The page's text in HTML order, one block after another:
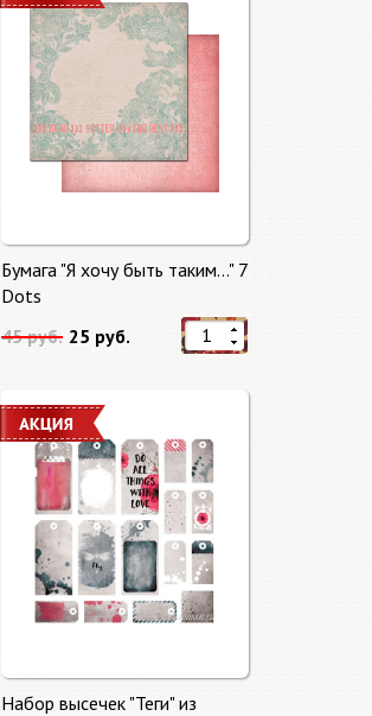
Бумага "Я хочу быть таким..." 7
Dots
45 руб. 25 руб.
Набор высечек "Теги" из